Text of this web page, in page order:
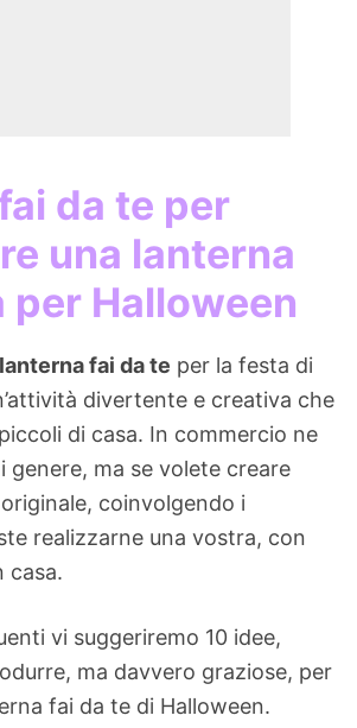
da te per
una lanterna
per Halloween
lanterna fai da te per la festa di
divertente e creativa che
di casa. In commercio ne
genere, ma se volete creare
coinvolgendo i
realizzarne una vostra, con
casa.
vi suggeriremo 10 idee,
ma davvero graziose, per
fai da te di Halloween.